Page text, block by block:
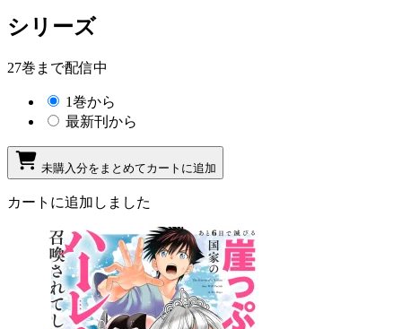
シリーズ
27巻まで配信中
1巻から
最新刊から
未購入分をまとめてカートに追加
カートに追加しました